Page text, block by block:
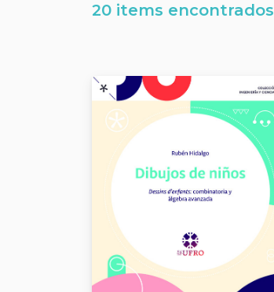
20 items encontrados